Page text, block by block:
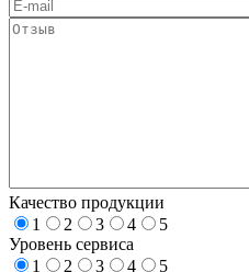
Качество продукции
1
2 3 4
5
Уровень сервиса
1
2 3 4
5